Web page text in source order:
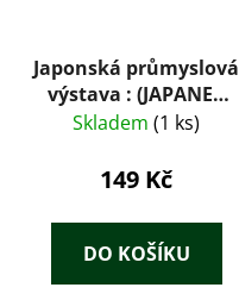
Japonská průmyslová
výstava : (JAPANEX
68) : Praha 5. - 20.
Skladem (1 ks)
149 Kč
DO KOŠÍKU